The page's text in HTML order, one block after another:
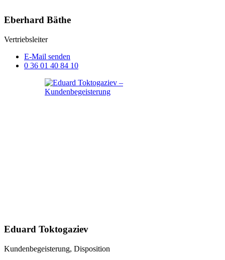
Eberhard Bäthe
Vertriebsleiter
E-Mail senden
0 36 01 40 84 10
Eduard Toktogaziev
Kundenbegeisterung, Disposition